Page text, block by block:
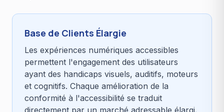
Base de Clients Élargie
Les expériences numériques accessibles
permettent l'engagement des utilisateurs
ayant des handicaps visuels, auditifs, moteurs
et cognitifs. Chaque amélioration de la
conformité à l'accessibilité se traduit
directement par un marché adressable élargi.